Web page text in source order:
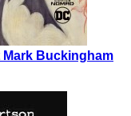
Mark Buckingham